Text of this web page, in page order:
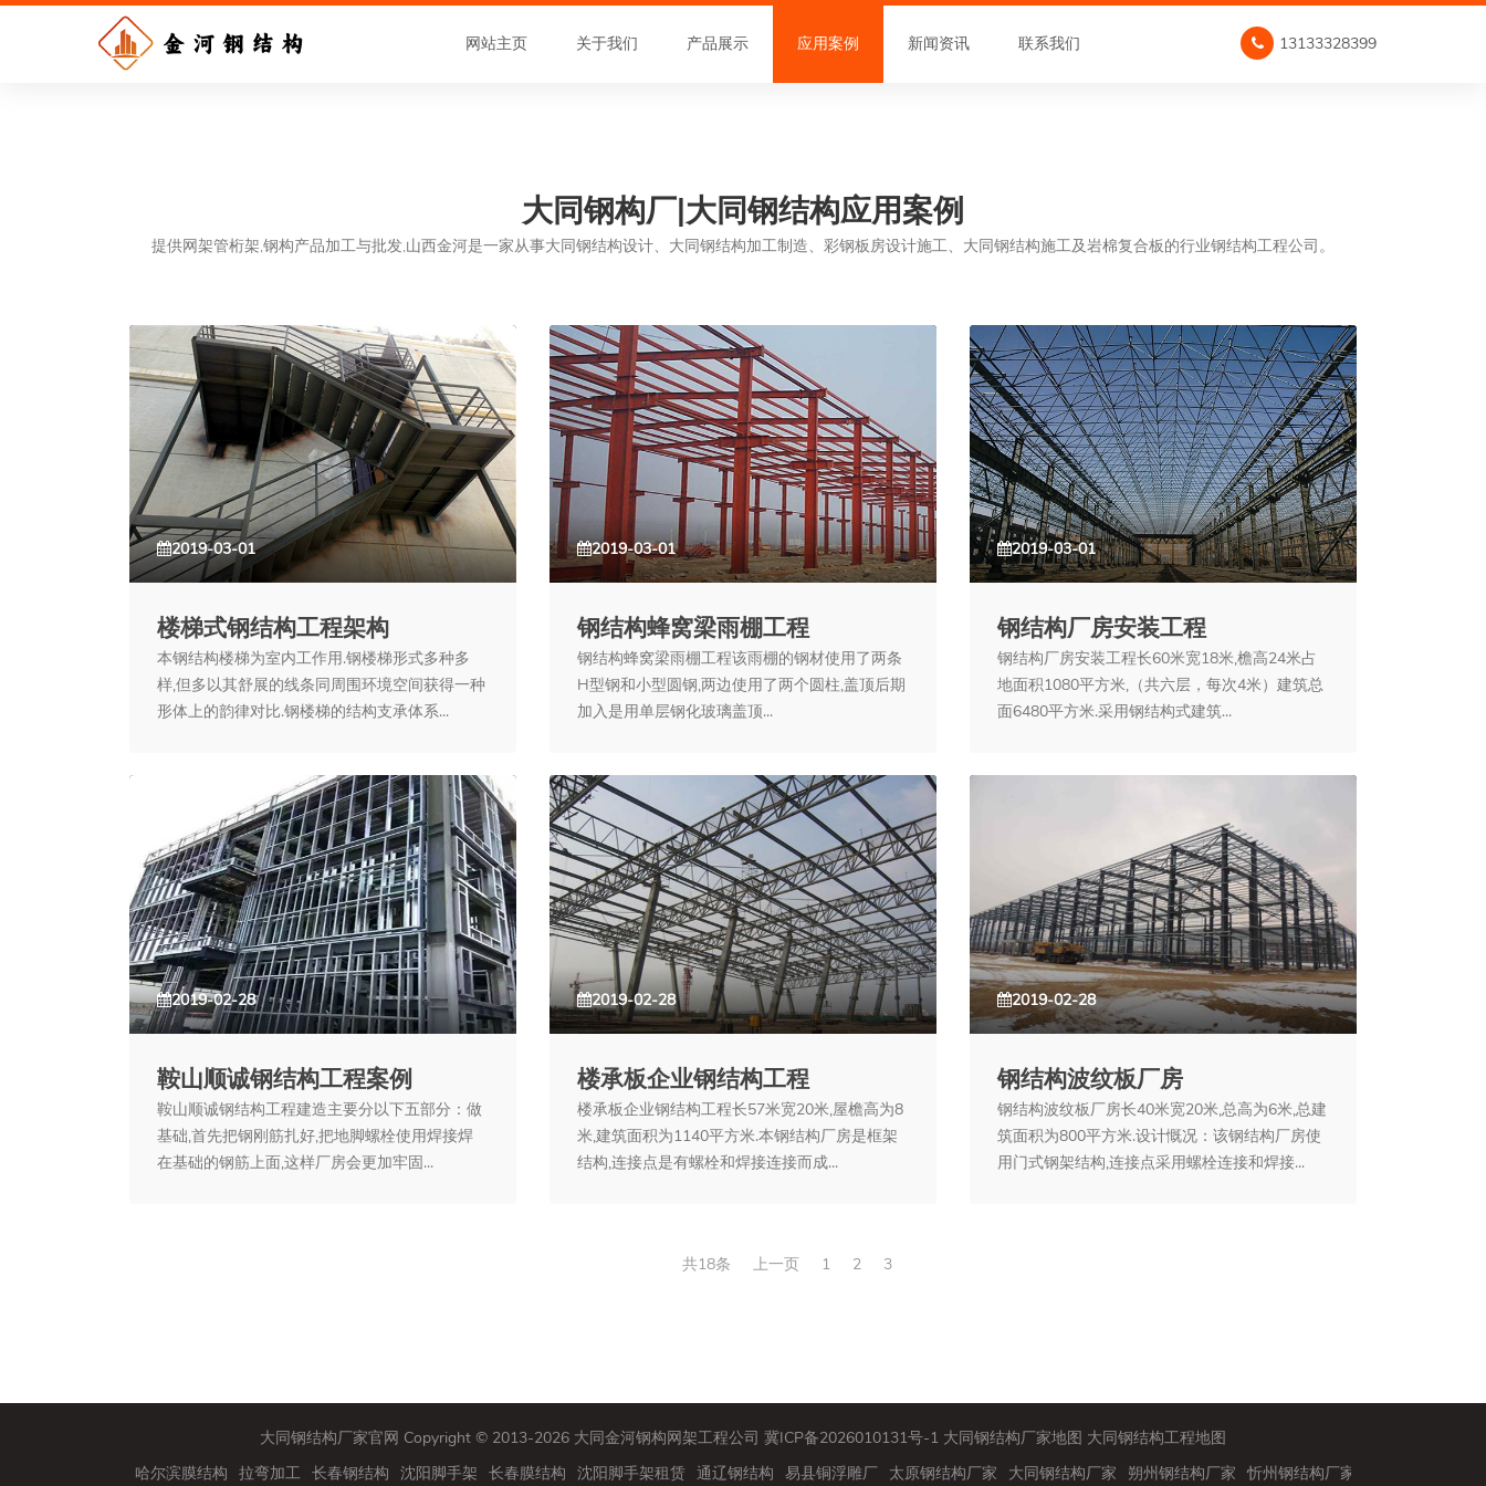
网站主页 关于我们 产品展示 应用案例 新闻资讯 联系我们 13133328399
大同钢构厂|大同钢结构应用案例
提供网架管桁架,钢构产品加工与批发,山西金河是一家从事大同钢结构设计、大同钢结构加工制造、彩钢板房设计施工、大同钢结构施工及岩棉复合板的行业钢结构工程公司。
2019-03-01
楼梯式钢结构工程架构
本钢结构楼梯为室内工作用.钢楼梯形式多种多
样,但多以其舒展的线条同周围环境空间获得一种
形体上的韵律对比.钢楼梯的结构支承体系...
2019-03-01
钢结构蜂窝梁雨棚工程
钢结构蜂窝梁雨棚工程该雨棚的钢材使用了两条
H型钢和小型圆钢,两边使用了两个圆柱,盖顶后期
加入是用单层钢化玻璃盖顶...
2019-03-01
钢结构厂房安装工程
钢结构厂房安装工程长60米宽18米,檐高24米占
地面积1080平方米,（共六层，每次4米）建筑总
面6480平方米.采用钢结构式建筑...
2019-02-28
鞍山顺诚钢结构工程案例
鞍山顺诚钢结构工程建造主要分以下五部分：做
基础,首先把钢刚筋扎好,把地脚螺栓使用焊接焊
在基础的钢筋上面,这样厂房会更加牢固...
2019-02-28
楼承板企业钢结构工程
楼承板企业钢结构工程长57米宽20米,屋檐高为8
米,建筑面积为1140平方米.本钢结构厂房是框架
结构,连接点是有螺栓和焊接连接而成...
2019-02-28
钢结构波纹板厂房
钢结构波纹板厂房长40米宽20米,总高为6米,总建
筑面积为800平方米.设计慨况：该钢结构厂房使
用门式钢架结构,连接点采用螺栓连接和焊接...
共18条 上一页 1 2 3
大同钢结构厂家官网 Copyright © 2013-2026 大同金河钢构网架工程公司 冀ICP备2026010131号-1 大同钢结构厂家地图 大同钢结构工程地图
哈尔滨膜结构 拉弯加工 长春钢结构 沈阳脚手架 长春膜结构 沈阳脚手架租赁 通辽钢结构 易县铜浮雕厂 太原钢结构厂家 大同钢结构厂家 朔州钢结构厂家 忻州钢结构厂家